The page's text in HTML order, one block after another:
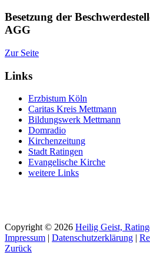
Besetzung der
AGG
Zur Seite
Links
Erzbistum Köln
Caritas Kreis Mettmann
Bildungswerk Mettmann
Domradio
Kirchenzeitung
Stadt Ratingen
Evangelische Kirche
weitere Links
Copyright © 2026 Heilig Geist,
Impressum | Datenschutzerklärung |
Zurück